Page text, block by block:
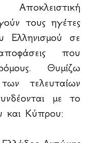
Αποκλειστική
τους ηγέτες
σε
που
Θυμίζω
τελευταίων
με το
και Κύπρου: